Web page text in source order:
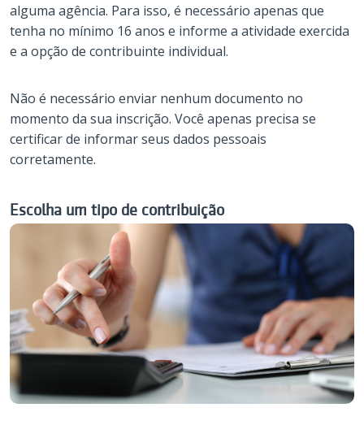
alguma agência. Para isso, é necessário apenas que
tenha no mínimo 16 anos e informe a atividade exercida
e a opção de contribuinte individual.
Não é necessário enviar nenhum documento no
momento da sua inscrição. Você apenas precisa se
certificar de informar seus dados pessoais
corretamente.
Escolha um tipo de contribuição